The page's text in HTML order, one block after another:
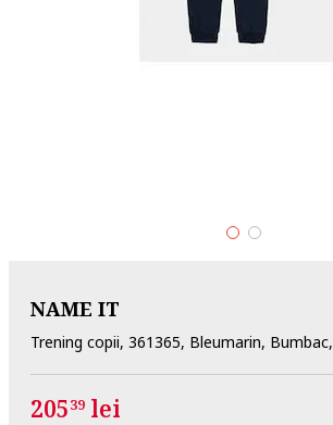
NAME IT
Trening copii, 361365, Bleumarin, Bumbac,
20539 lei